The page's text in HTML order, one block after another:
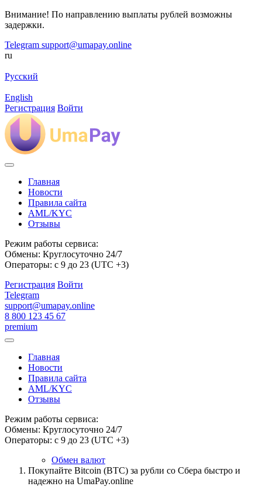
Внимание! По направлению выплаты рублей возможны
задержки.
Telegram support@umapay.online
ru
Русский
English
Регистрация Войти
Главная
Новости
Правила сайта
AML/KYC
Отзывы
Режим работы сервиса:
Обмены: Круглосуточно 24/7
Операторы: с 9 до 23 (UTC +3)
Регистрация Войти
Telegram
support@umapay.online
8 800 123 45 67
premium
Главная
Новости
Правила сайта
AML/KYC
Отзывы
Режим работы сервиса:
Обмены: Круглосуточно 24/7
Операторы: с 9 до 23 (UTC +3)
Обмен валют
Покупайте Bitcoin (BTC) за рубли со Сбера быстро и
надежно на UmaPay.online